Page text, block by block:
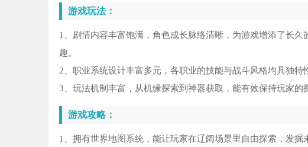
游戏玩法：
1、剧情内容丰富饱满，角色成长脉络清晰，为游戏增添了长
趣。
2、职业系统设计丰富多元，各职业的技能与战斗风格均具独特
3、玩法机制丰富，从机缘探索到神器获取，能有效保持玩家的
游戏攻略：
1、拥有世界地图系统，能让玩家在辽阔场景里自由探索，发掘